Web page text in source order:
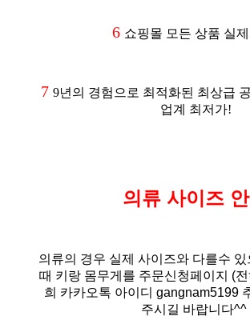
6 쇼핑몰 모든 상품 실
7 9년의 경험으로 최적화된 최상급
업계 최저가!
의류 사이즈
의류의 경우 실제 사이즈와 다를수
때 키랑 몸무게를 주문신청페이지 (
희 카카오톡 아이디 gangnam5199
주시길 바랍니다^^